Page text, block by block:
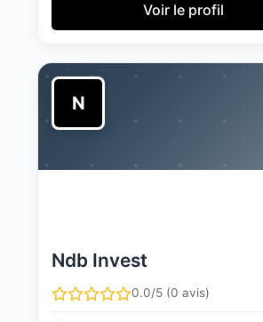
Voir le profil
N
Ndb Invest
0.0/5 (0 avis)